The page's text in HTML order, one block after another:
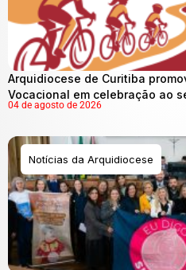
Arquidiocese de Curitiba
Vocacional em celebração ao
04 de agosto de 2026
Notícias da Arquidiocese